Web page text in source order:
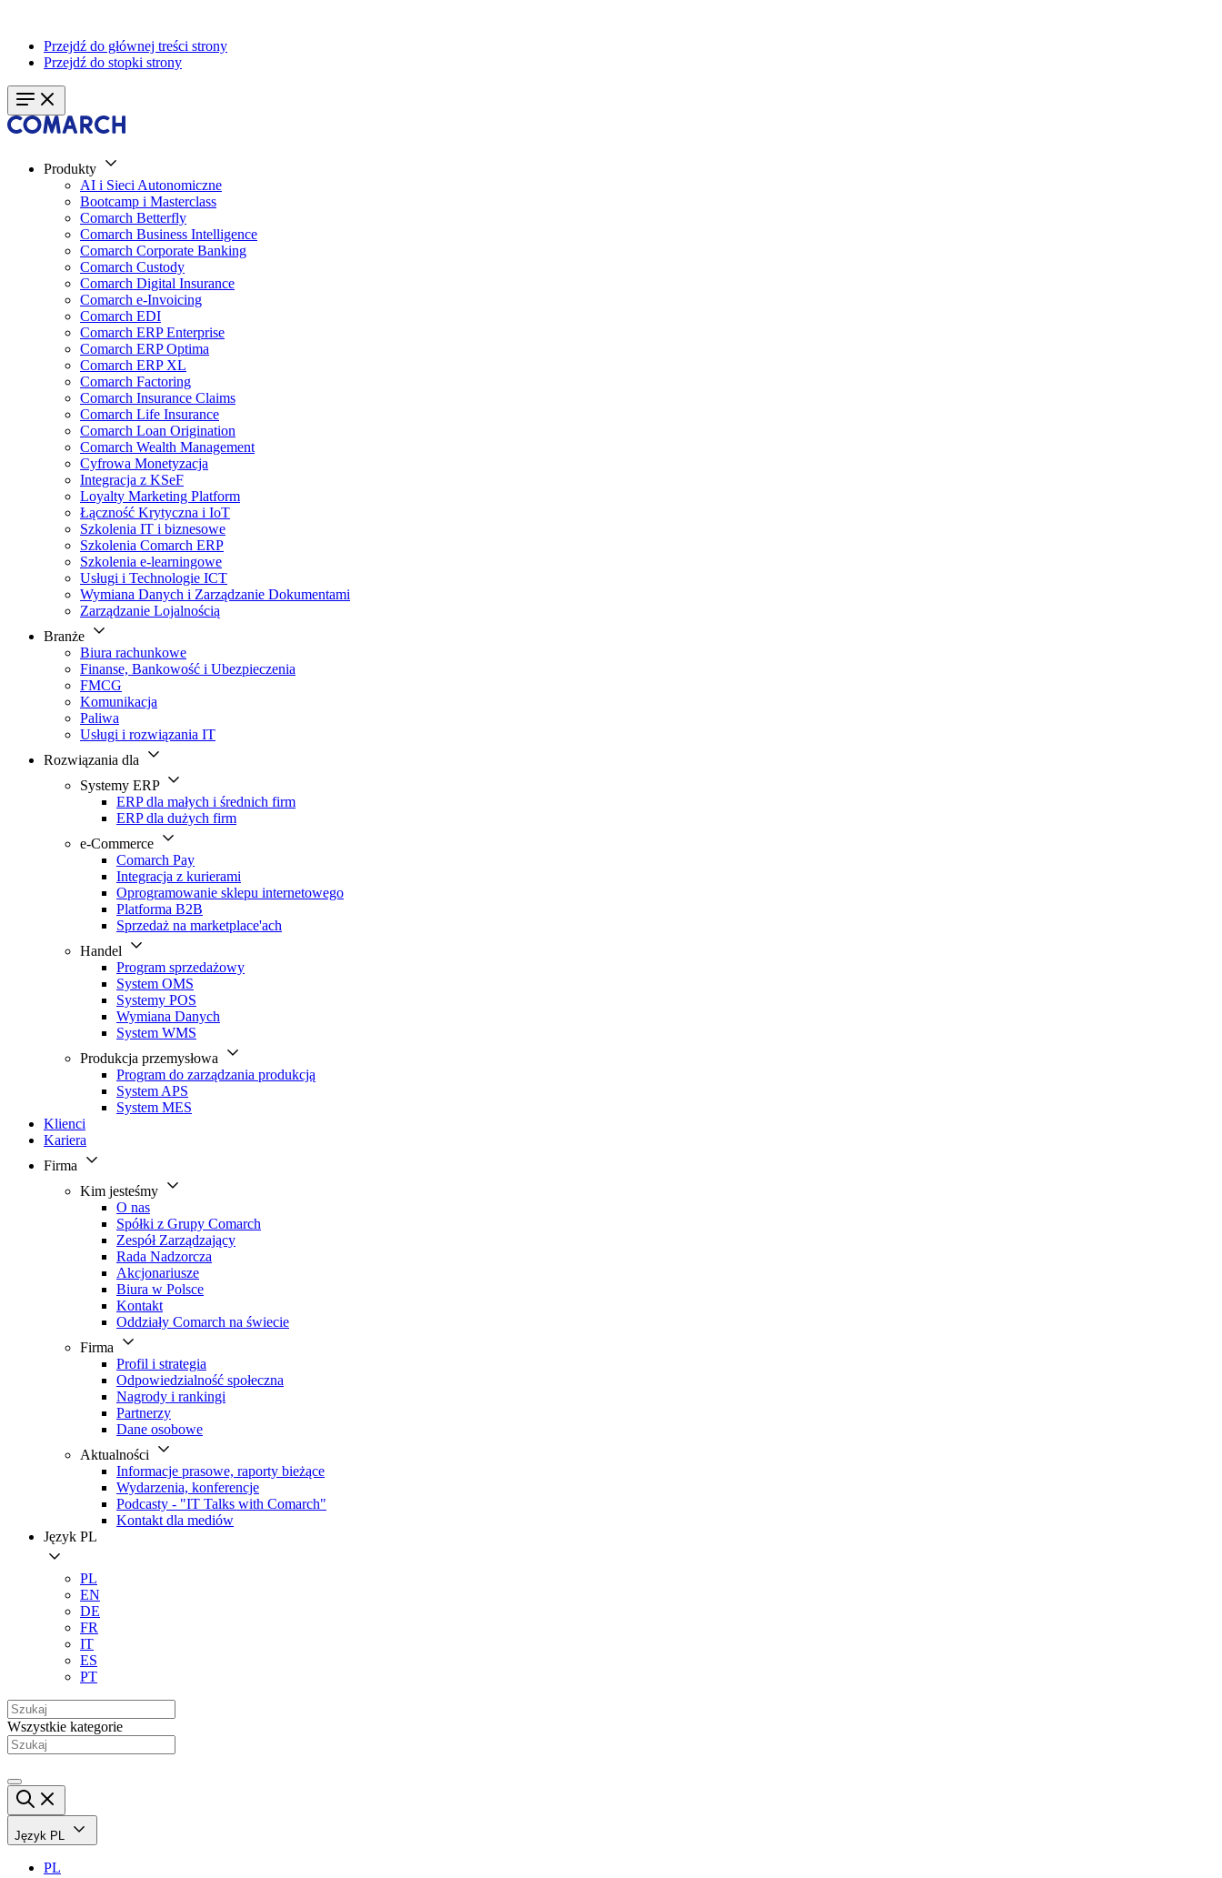
Przejdź do głównej treści strony
Przejdź do stopki strony
Produkty
AI i Sieci Autonomiczne
Bootcamp i Masterclass
Comarch Betterfly
Comarch Business Intelligence
Comarch Corporate Banking
Comarch Custody
Comarch Digital Insurance
Comarch e-Invoicing
Comarch EDI
Comarch ERP Enterprise
Comarch ERP Optima
Comarch ERP XL
Comarch Factoring
Comarch Insurance Claims
Comarch Life Insurance
Comarch Loan Origination
Comarch Wealth Management
Cyfrowa Monetyzacja
Integracja z KSeF
Loyalty Marketing Platform
Łączność Krytyczna i IoT
Szkolenia IT i biznesowe
Szkolenia Comarch ERP
Szkolenia e-learningowe
Usługi i Technologie ICT
Wymiana Danych i Zarządzanie Dokumentami
Zarządzanie Lojalnością
Branże
Biura rachunkowe
Finanse, Bankowość i Ubezpieczenia
FMCG
Komunikacja
Paliwa
Usługi i rozwiązania IT
Rozwiązania dla
Systemy ERP
ERP dla małych i średnich firm
ERP dla dużych firm
e-Commerce
Comarch Pay
Integracja z kurierami
Oprogramowanie sklepu internetowego
Platforma B2B
Sprzedaż na marketplace'ach
Handel
Program sprzedażowy
System OMS
Systemy POS
Wymiana Danych
System WMS
Produkcja przemysłowa
Program do zarządzania produkcją
System APS
System MES
Klienci
Kariera
Firma
Kim jesteśmy
O nas
Spółki z Grupy Comarch
Zespół Zarządzający
Rada Nadzorcza
Akcjonariusze
Biura w Polsce
Kontakt
Oddziały Comarch na świecie
Firma
Profil i strategia
Odpowiedzialność społeczna
Nagrody i rankingi
Partnerzy
Dane osobowe
Aktualności
Informacje prasowe, raporty bieżące
Wydarzenia, konferencje
Podcasty - "IT Talks with Comarch"
Kontakt dla mediów
Język PL
PL
EN
DE
FR
IT
ES
PT
Wszystkie kategorie
Język PL
PL